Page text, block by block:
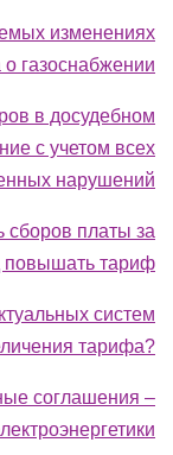
изменениях
о газоснабжении
в досудебном
с учетом всех
нарушений
сборов платы за
повышать тариф
систем
тарифа?
соглашения –